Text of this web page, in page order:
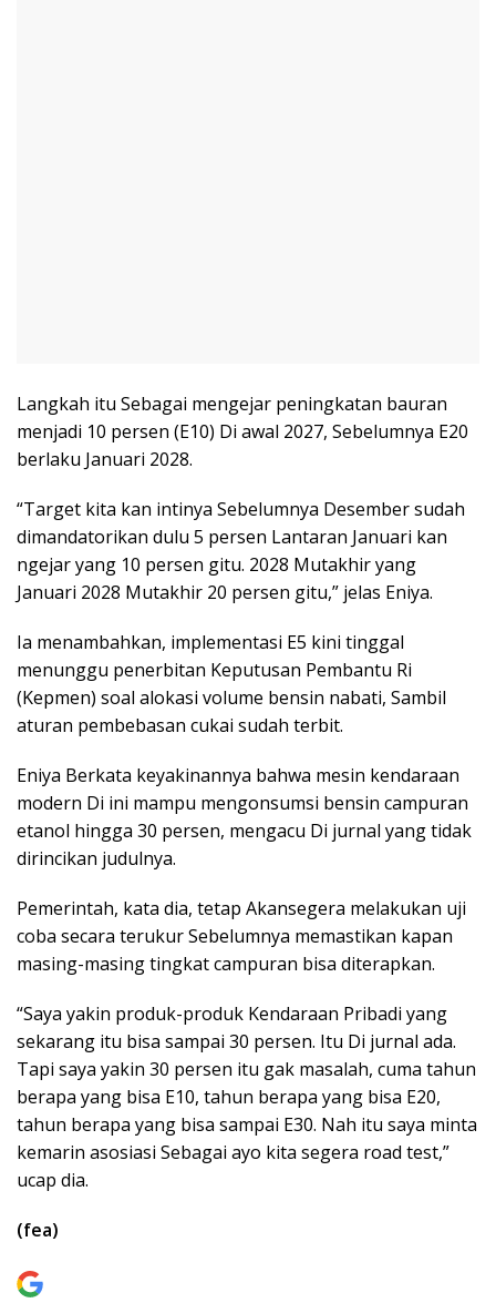
Langkah itu Sebagai mengejar peningkatan bauran
menjadi 10 persen (E10) Di awal 2027, Sebelumnya E20
berlaku Januari 2028.
“Target kita kan intinya Sebelumnya Desember sudah
dimandatorikan dulu 5 persen Lantaran Januari kan
ngejar yang 10 persen gitu. 2028 Mutakhir yang
Januari 2028 Mutakhir 20 persen gitu,” jelas Eniya.
Ia menambahkan, implementasi E5 kini tinggal
menunggu penerbitan Keputusan Pembantu Ri
(Kepmen) soal alokasi volume bensin nabati, Sambil
aturan pembebasan cukai sudah terbit.
Eniya Berkata keyakinannya bahwa mesin kendaraan
modern Di ini mampu mengonsumsi bensin campuran
etanol hingga 30 persen, mengacu Di jurnal yang tidak
dirincikan judulnya.
Pemerintah, kata dia, tetap Akansegera melakukan uji
coba secara terukur Sebelumnya memastikan kapan
masing-masing tingkat campuran bisa diterapkan.
“Saya yakin produk-produk Kendaraan Pribadi yang
sekarang itu bisa sampai 30 persen. Itu Di jurnal ada.
Tapi saya yakin 30 persen itu gak masalah, cuma tahun
berapa yang bisa E10, tahun berapa yang bisa E20,
tahun berapa yang bisa sampai E30. Nah itu saya minta
kemarin asosiasi Sebagai ayo kita segera road test,”
ucap dia.
(fea)